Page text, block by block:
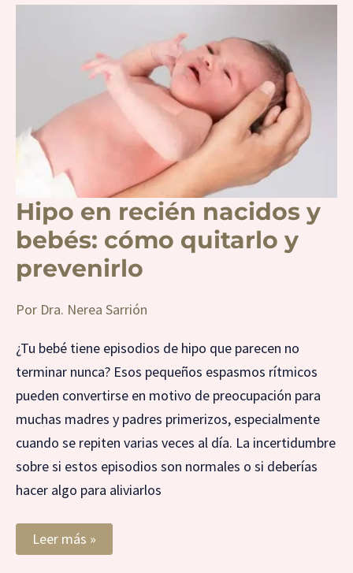
Hipo en recién nacidos y
bebés: cómo quitarlo y
prevenirlo
Por Dra. Nerea Sarrión
¿Tu bebé tiene episodios de hipo que parecen no
terminar nunca? Esos pequeños espasmos rítmicos
pueden convertirse en motivo de preocupación para
muchas madres y padres primerizos, especialmente
cuando se repiten varias veces al día. La incertidumbre
sobre si estos episodios son normales o si deberías
hacer algo para aliviarlos
Hipo
quitarlo
prevenirlo
Leer más »